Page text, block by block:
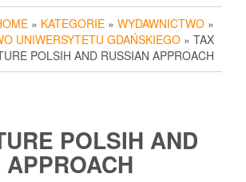
» KATEGORIE » WYDAWNICTWO »
UNIWERSYTETU GDAŃSKIEGO » TAX
POLSIH AND RUSSIAN APPROACH
POLSIH AND